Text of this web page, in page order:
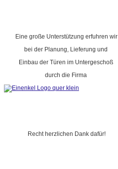
Eine große Unterstützung erfuhren wir
bei der Planung, Lieferung und
Einbau der Türen im Untergeschoß
durch die Firma
Recht herzlichen Dank dafür!